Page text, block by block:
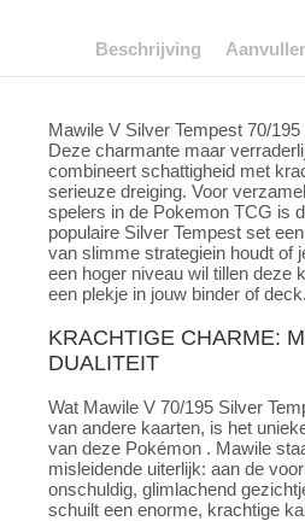
Beschrijving
Mawile V Silver Tempest 70/
Deze charmante maar
combineert schattigheid met
serieuze dreiging. Voor
spelers in de Pokemon TCG is
populaire Silver Tempest set
van slimme strategiein houdt of
een hoger niveau wil tillen deze
een plekje in jouw binder of deck.
KRACHTIGE CHARME:
DUALITEIT
Wat Mawile V 70/195 Silver
van andere kaarten, is het
van deze Pokémon . Mawile
misleidende uiterlijk: aan de
onschuldig, glimlachend
schuilt een enorme, krachtige